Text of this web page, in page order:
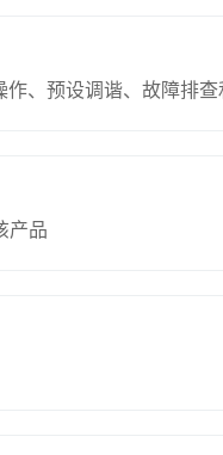
、预设调谐、故障排查
产品